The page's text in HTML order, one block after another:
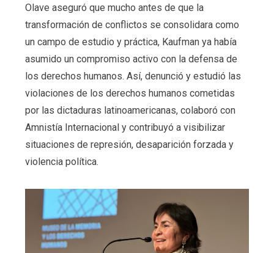
Olave aseguró que mucho antes de que la
transformación de conflictos se consolidara como
un campo de estudio y práctica, Kaufman ya había
asumido un compromiso activo con la defensa de
los derechos humanos. Así, denunció y estudió las
violaciones de los derechos humanos cometidas
por las dictaduras latinoamericanas, colaboró con
Amnistía Internacional y contribuyó a visibilizar
situaciones de represión, desaparición forzada y
violencia política.